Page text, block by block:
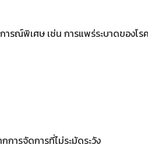
ารณ์พิเศษ เช่น การแพร่ระบาดของ
ารจัดการที่ไม่ระมัดระวัง